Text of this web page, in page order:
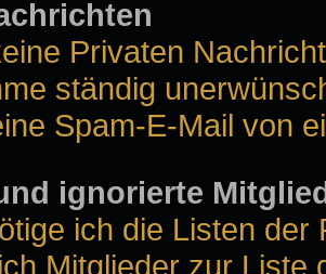
Privaten
ständig
Spam-E-Mail von
ignorierte
ich die Listen
Mitglieder zur